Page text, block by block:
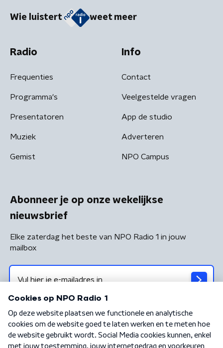
Wie luistert weet meer
Radio
Frequenties
Programma's
Presentatoren
Muziek
Gemist
Info
Contact
Veelgestelde vragen
App de studio
Adverteren
NPO Campus
Abonneer je op onze wekelijkse
nieuwsbrief
Elke zaterdag het beste van NPO Radio 1 in jouw
mailbox
Algemene voorwaarden